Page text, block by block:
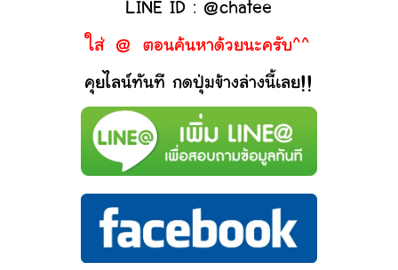
LINE ID : @chatee
ใส่ @ ตอนค้นหาด้วยนะครับ^^
คุยไลน์ทันที กดปุ่มข้างล่างนี้เลย!!